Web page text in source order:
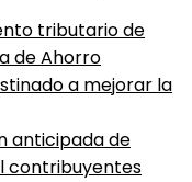
tributario de
de Ahorro
a mejorar la
anticipada de
contribuyentes